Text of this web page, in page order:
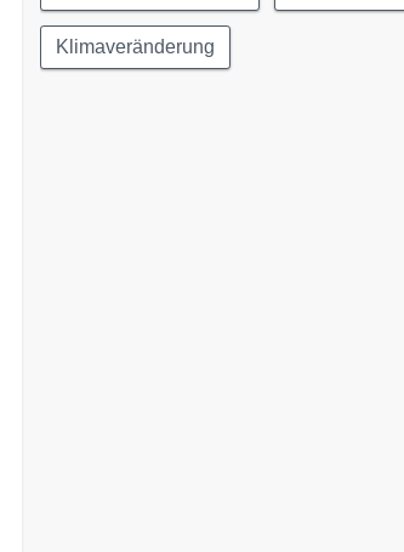
Klimaveränderung